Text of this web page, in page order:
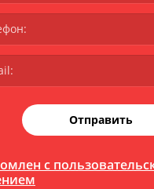
Отправить
с